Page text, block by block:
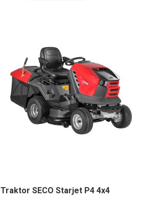
Traktor SECO Starjet P4 4x4